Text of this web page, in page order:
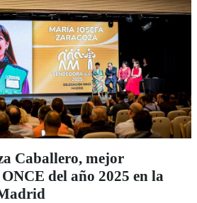
Caballero, mejor
del año 2025 en la